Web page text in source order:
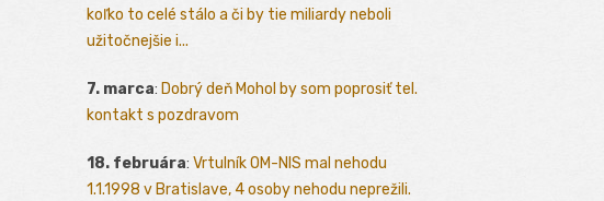
koľko to celé stálo a či by tie miliardy neboli
užitočnejšie i...
7. marca: Dobrý deň Mohol by som poprosiť tel.
kontakt s pozdravom
18. februára: Vrtulník OM-NIS mal nehodu
1.1.1998 v Bratislave, 4 osoby nehodu neprežili.